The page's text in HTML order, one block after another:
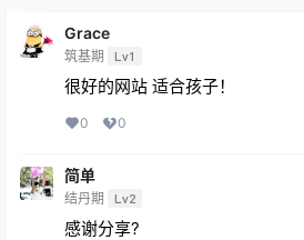
Grace
筑基期 Lv1
很好的网站 适合孩子！
0 0
简单
结丹期 Lv2
感谢分享?